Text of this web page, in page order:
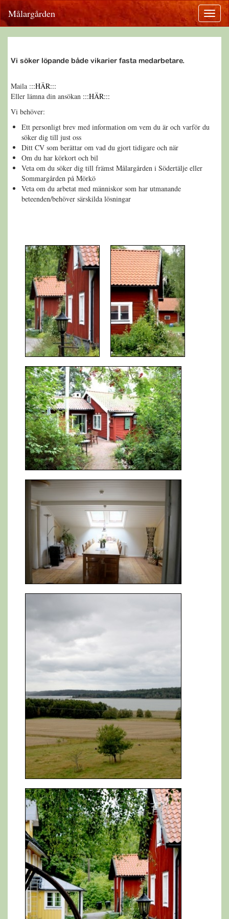
Målargården
Vi söker löpande både vikarier fasta medarbetare.
Maila :::HÄR:::
Eller lämna din ansökan :::HÄR:::
Vi behöver:
Ett personligt brev med information om vem du är och varför du
söker dig till just oss
Ditt CV som berättar om vad du gjort tidigare och när
Om du har körkort och bil
Veta om du söker dig till främst Målargården i Södertälje eller
Sommargården på Mörkö
Veta om du arbetat med människor som har utmanande
beteenden/behöver särskilda lösningar